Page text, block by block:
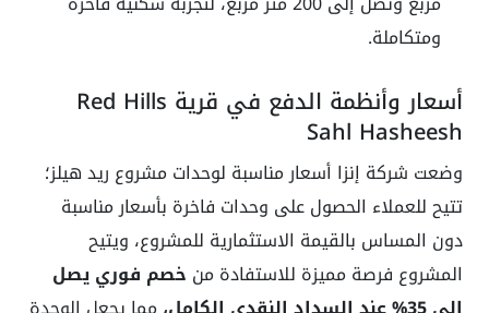
ومتكاملة.
أسعار وأنظمة الدفع في قرية Red Hills
Sahl Hasheesh
وضعت شركة إنزا أسعار مناسبة لوحدات مشروع ريد هيلز؛
تتيح للعملاء الحصول على وحدات فاخرة بأسعار مناسبة
دون المساس بالقيمة الاستثمارية للمشروع، ويتيح
المشروع فرصة مميزة للاستفادة من خصم فوري يصل